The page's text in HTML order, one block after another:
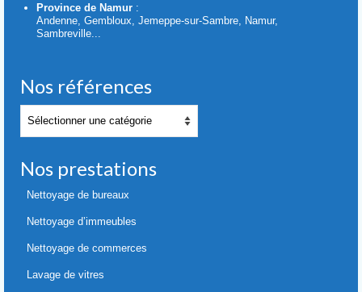
Province de Namur :
Andenne, Gembloux, Jemeppe-sur-Sambre, Namur,
Sambreville...
Nos références
Nos
références
Nos prestations
Nettoyage de bureaux
Nettoyage d’immeubles
Nettoyage de commerces
Lavage de vitres